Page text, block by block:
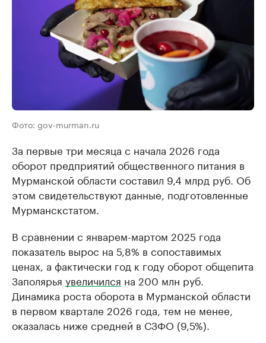
Фото: gov-murman.ru
За первые три месяца с начала 2026 года
оборот предприятий общественного питания в
Мурманской области составил 9,4 млрд руб. Об
этом свидетельствуют данные, подготовленные
Мурманскстатом.
В сравнении с январем-мартом 2025 года
показатель вырос на 5,8% в сопоставимых
ценах, а фактически год к году оборот общепита
Заполярья увеличился на 200 млн руб.
Динамика роста оборота в Мурманской области
в первом квартале 2026 года, тем не менее,
оказалась ниже средней в СЗФО (9,5%).